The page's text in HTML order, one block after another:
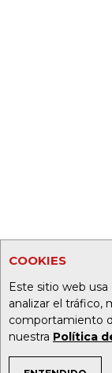
COOKIES
Este sitio web
analizar el tráfico,
comportamiento
nuestra Política